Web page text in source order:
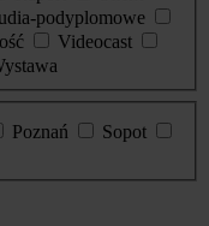
podyplomowe
Videocast
Poznań
Sopot